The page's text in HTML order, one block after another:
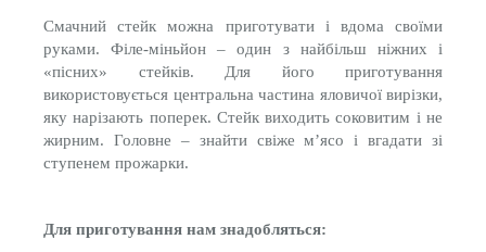
Смачний стейк можна приготувати і вдома своїми
руками. Філе-міньйон – один з найбільш ніжних і
«пісних» стейків. Для його приготування
використовується центральна частина яловичої вирізки,
яку нарізають поперек. Стейк виходить соковитим і не
жирним. Головне – знайти свіже м’ясо і вгадати зі
ступенем прожарки.
Для приготування нам знадобляться: